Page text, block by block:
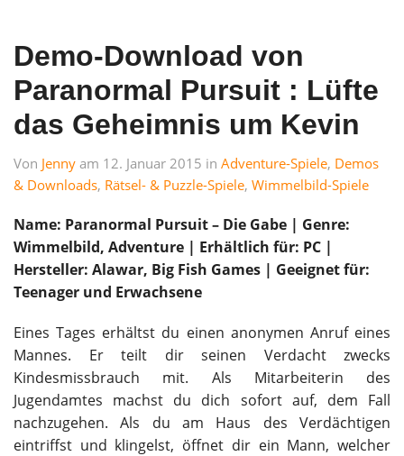
Demo-Download von
Paranormal Pursuit : Lüfte
das Geheimnis um Kevin
Von Jenny am 12. Januar 2015 in Adventure-Spiele, Demos
& Downloads, Rätsel- & Puzzle-Spiele, Wimmelbild-Spiele
Name: Paranormal Pursuit – Die Gabe | Genre:
Wimmelbild, Adventure | Erhältlich für: PC |
Hersteller: Alawar, Big Fish Games | Geeignet für:
Teenager und Erwachsene
Eines Tages erhältst du einen anonymen Anruf eines
Mannes. Er teilt dir seinen Verdacht zwecks
Kindesmissbrauch mit. Als Mitarbeiterin des
Jugendamtes machst du dich sofort auf, dem Fall
nachzugehen. Als du am Haus des Verdächtigen
eintriffst und klingelst, öffnet dir ein Mann, welcher